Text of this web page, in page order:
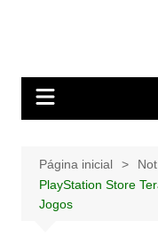
Página inicial
PlayStation Store
Jogos